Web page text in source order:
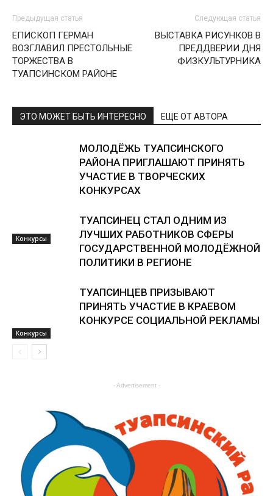
Предыдущая статья
ЕПИСКОП ГЕРМАН
ВОЗГЛАВИЛ ПРЕСТОЛЬНЫЕ
ТОРЖЕСТВА В
ТУАПСИНСКОМ РАЙОНЕ
Следующая статья
ВЫСТАВКА РИСУНКОВ В
ПРЕДДВЕРИИ ДНЯ
ФИЗКУЛЬТУРНИКА
ЭТО МОЖЕТ БЫТЬ ИНТЕРЕСНО ЕЩЕ ОТ АВТОРА
Конкурсы
МОЛОДЁЖЬ ТУАПСИНСКОГО
РАЙОНА ПРИГЛАШАЮТ ПРИНЯТЬ
УЧАСТИЕ В ТВОРЧЕСКИХ
КОНКУРСАХ
Конкурсы
ТУАПСИНЕЦ СТАЛ ОДНИМ ИЗ
ЛУЧШИХ РАБОТНИКОВ СФЕРЫ
ГОСУДАРСТВЕННОЙ МОЛОДЁЖНОЙ
ПОЛИТИКИ В РЕГИОНЕ
ТУАПСИНЦЕВ ПРИЗЫВАЮТ
ПРИНЯТЬ УЧАСТИЕ В КРАЕВОМ
КОНКУРСЕ СОЦИАЛЬНОЙ РЕКЛАМЫ
- Advertisement -